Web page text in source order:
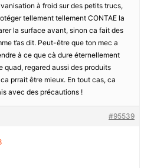
à froid sur des petits trucs,
tellement tellement CONTAE la
la surface avant, sinon ca fait des
t’as dit. Peut-être que ton mec a
à ce que cà dure éternellement
quad, regared aussi des produits
prrait être mieux. En tout cas, ca
avec des précautions !
#95539